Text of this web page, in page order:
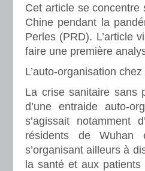
Cet article se concentre
Chine pendant la
Perles (PRD). L’article
faire une première
L’auto-organisation
La crise sanitaire sans
d’une entraide auto-
s’agissait notamment
résidents de Wuhan
s’organisant ailleurs à
la santé et aux